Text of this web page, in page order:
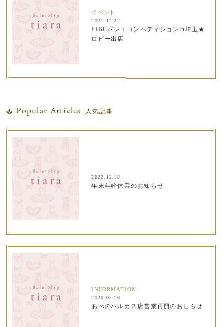
イベント
2021.12.22
PIBCバレエコンペティションin埼玉★
ロビー出店
Popular Articles 人気記事
2022.12.18
年末年始休業のお知らせ
INFORMATION
2020.05.16
あべのハルカス店営業再開のおしらせ